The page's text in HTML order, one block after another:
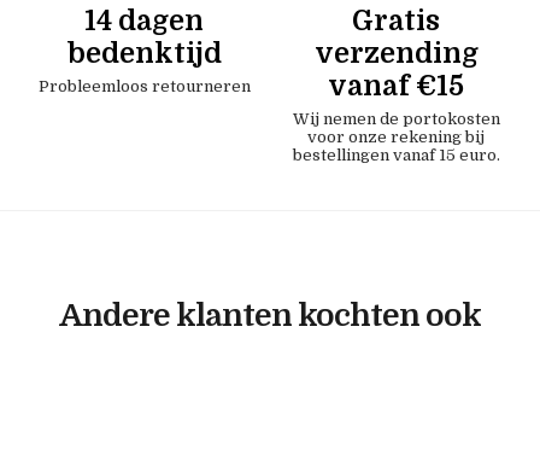
14 dagen
bedenktijd
Probleemloos retourneren
Gratis
verzending
vanaf €15
Wij nemen de portokosten
voor onze rekening bij
bestellingen vanaf 15 euro.
Andere klanten kochten ook